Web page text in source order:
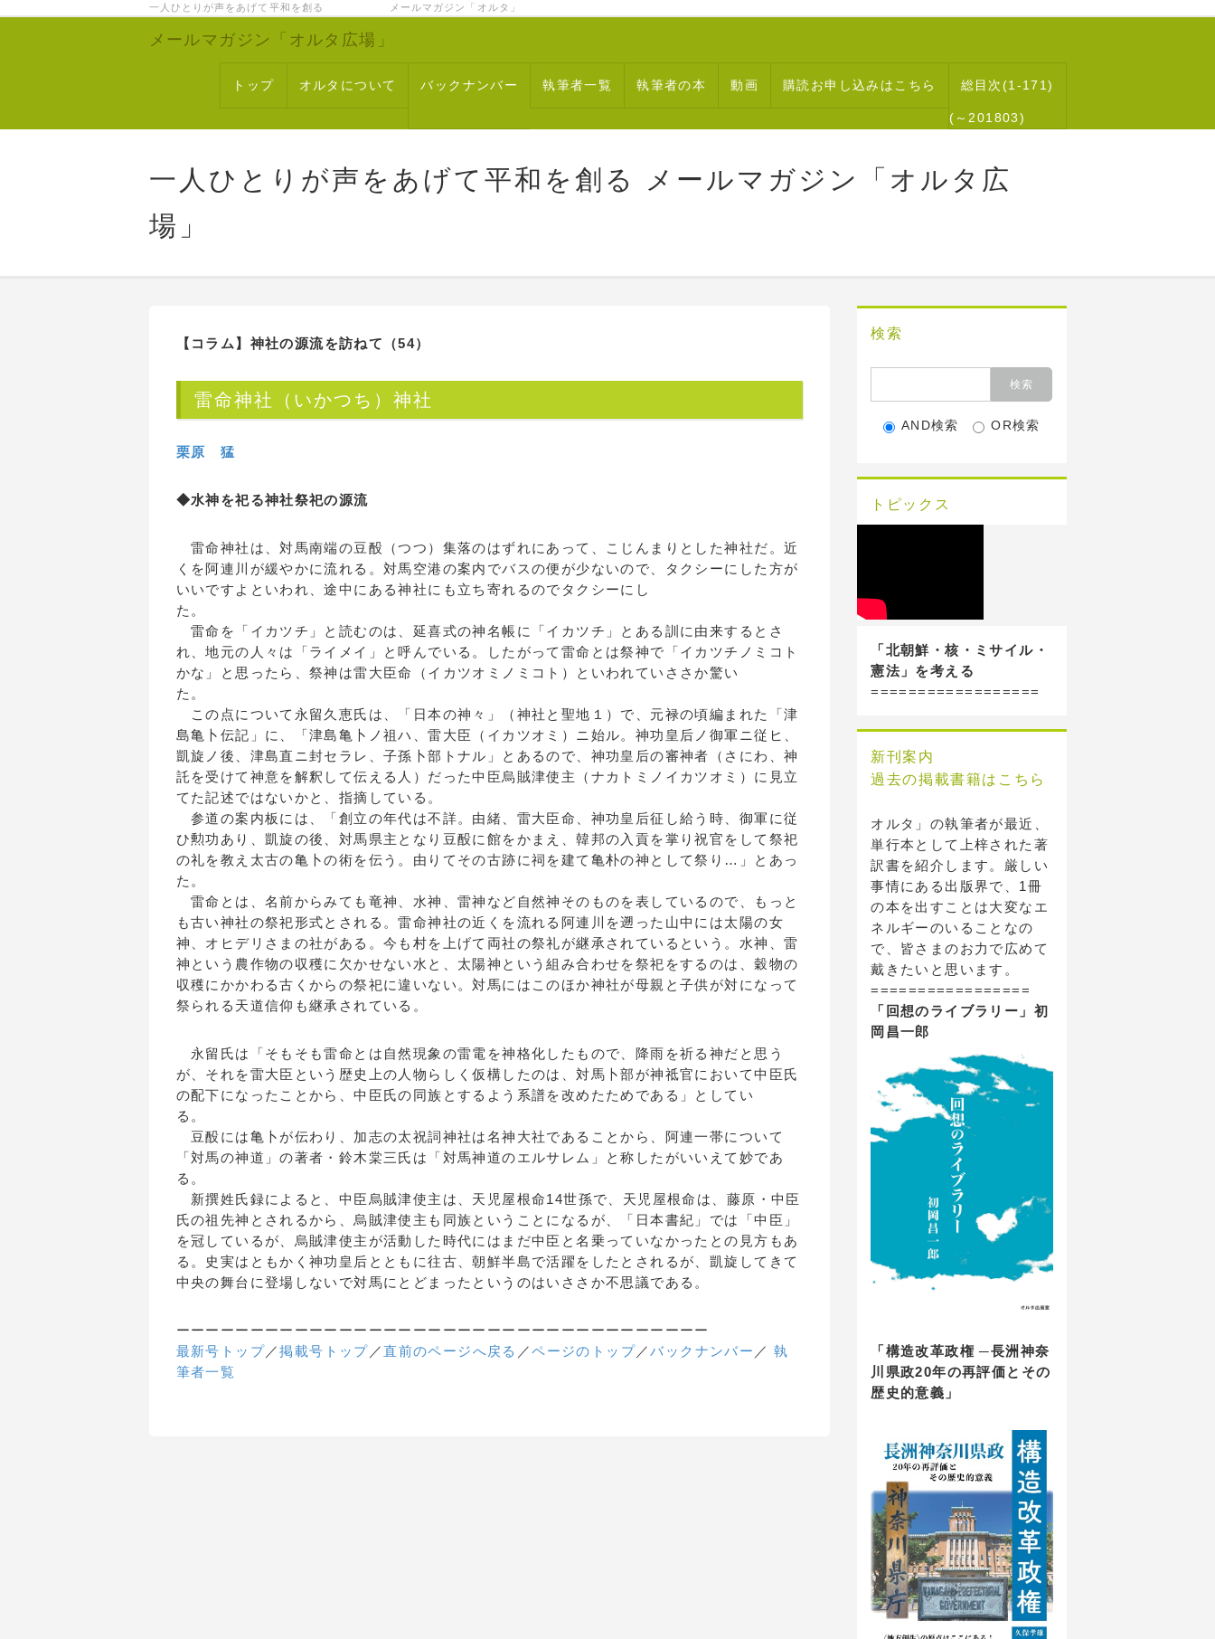
一人ひとりが声をあげて平和を創る メールマガジン「オルタ」
メールマガジン「オルタ広場」
トップ オルタについて バックナンバー 執筆者一覧 執筆者の本 動画 購読お申し込みはこちら 総目次(1-171)
(～201803)
一人ひとりが声をあげて平和を創る メールマガジン「オルタ広
場」
【コラム】 神社の源流を訪ねて（54）
雷命神社（いかつち）神社
栗原 猛
◆水神を祀る神社祭祀の源流
雷命神社は、対馬南端の豆酘（つつ）集落のはずれにあって、こじんまりとした神社だ。近
くを阿連川が緩やかに流れる。対馬空港の案内でバスの便が少ないので、タクシーにした方が
いいですよといわれ、途中にある神社にも立ち寄れるのでタクシーにし
た。
雷命を「イカツチ」と読むのは、延喜式の神名帳に「イカツチ」とある訓に由来するとさ
れ、地元の人々は「ライメイ」と呼んでいる。したがって雷命とは祭神で「イカツチノミコト
かな」と思ったら、祭神は雷大臣命（イカツオミノミコト）といわれていささか驚い
た。
この点について永留久恵氏は、「日本の神々」（神社と聖地１）で、元禄の頃編まれた「津
島亀卜伝記」に、「津島亀卜ノ祖ハ、雷大臣（イカツオミ）ニ始ル。神功皇后ノ御軍ニ従ヒ、
凱旋ノ後、津島直ニ封セラレ、子孫卜部トナル」とあるので、神功皇后の審神者（さにわ、神
託を受けて神意を解釈して伝える人）だった中臣烏賊津使主（ナカトミノイカツオミ）に見立
てた記述ではないかと、指摘している。
参道の案内板には、「創立の年代は不詳。由緒、雷大臣命、神功皇后征し給う時、御軍に従
ひ勲功あり、凱旋の後、対馬県主となり豆酘に館をかまえ、韓邦の入貢を掌り祝官をして祭祀
の礼を教え太古の亀卜の術を伝う。由りてその古跡に祠を建て亀朴の神として祭り…」とあっ
た。
雷命とは、名前からみても竜神、水神、雷神など自然神そのものを表しているので、もっと
も古い神社の祭祀形式とされる。雷命神社の近くを流れる阿連川を遡った山中には太陽の女
神、オヒデリさまの社がある。今も村を上げて両社の祭礼が継承されているという。水神、雷
神という農作物の収穫に欠かせない水と、太陽神という組み合わせを祭祀をするのは、穀物の
収穫にかかわる古くからの祭祀に違いない。対馬にはこのほか神社が母親と子供が対になって
祭られる天道信仰も継承されている。
永留氏は「そもそも雷命とは自然現象の雷電を神格化したもので、降雨を祈る神だと思う
が、それを雷大臣という歴史上の人物らしく仮構したのは、対馬卜部が神祗官において中臣氏
の配下になったことから、中臣氏の同族とするよう系譜を改めたためである」としてい
る。
豆酘には亀卜が伝わり、加志の太祝詞神社は名神大社であることから、阿連一帯について
「対馬の神道」の著者・鈴木棠三氏は「対馬神道のエルサレム」と称したがいいえて妙であ
る。
新撰姓氏録によると、中臣烏賊津使主は、天児屋根命14世孫で、天児屋根命は、藤原・中臣
氏の祖先神とされるから、烏賊津使主も同族ということになるが、「日本書紀」では「中臣」
を冠しているが、烏賊津使主が活動した時代にはまだ中臣と名乗っていなかったとの見方もあ
る。史実はともかく神功皇后とともに往古、朝鮮半島で活躍をしたとされるが、凱旋してきて
中央の舞台に登場しないで対馬にとどまったというのはいささか不思議である。
ーーーーーーーーーーーーーーーーーーーーーーーーーーーーーーーーーーーー
最新号トップ／掲載号トップ ／直前のページへ戻る ／ページのトップ／バックナンバー ／ 執
筆者一覧
検索
AND検索 OR検索
トピックス
「北朝鮮・核・ミサイル・
憲法」を考える
==================
新刊案内
過去の掲載書籍はこちら
オルタ」の執筆者が最近、
単行本として上梓された著
訳書を紹介します。厳しい
事情にある出版界で、1冊
の本を出すことは大変なエ
ネルギーのいることなの
で、皆さまのお力で広めて
戴きたいと思います。
=================
「回想のライブラリー」初
岡昌一郎
「構造改革政権 ─長洲神奈
川県政20年の再評価とその
歴史的意義」